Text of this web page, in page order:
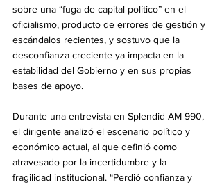
sobre una “fuga de capital político” en el
oficialismo, producto de errores de gestión y
escándalos recientes, y sostuvo que la
desconfianza creciente ya impacta en la
estabilidad del Gobierno y en sus propias
bases de apoyo.
Durante una entrevista en Splendid AM 990,
el dirigente analizó el escenario político y
económico actual, al que definió como
atravesado por la incertidumbre y la
fragilidad institucional. “Perdió confianza y